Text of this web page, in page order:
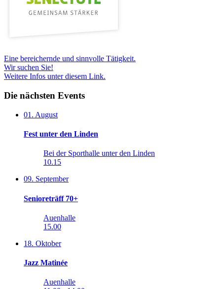
Eine bereichernde und sinnvolle Tätigkeit.
Wir suchen Sie!
Weitere Infos unter diesem Link.
Die nächsten Events
01. August
Fest unter den Linden
Bei der Sporthalle unter den Linden
10.15
09. September
Senioreträff 70+
Auenhalle
15.00
18. Oktober
Jazz Matinée
Auenhalle